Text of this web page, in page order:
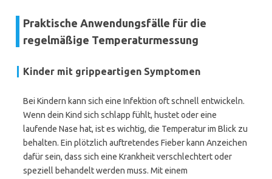
Praktische Anwendungsfälle für die
regelmäßige Temperaturmessung
Kinder mit grippeartigen Symptomen
Bei Kindern kann sich eine Infektion oft schnell entwickeln.
Wenn dein Kind sich schlapp fühlt, hustet oder eine
laufende Nase hat, ist es wichtig, die Temperatur im Blick zu
behalten. Ein plötzlich auftretendes Fieber kann Anzeichen
dafür sein, dass sich eine Krankheit verschlechtert oder
speziell behandelt werden muss. Mit einem